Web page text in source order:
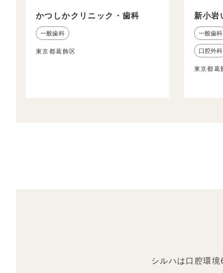
かつしかクリニック・歯科
一般歯科
東京都葛飾区
新小岩
一般歯科
口腔外科
東京都葛
シルハは口腔環